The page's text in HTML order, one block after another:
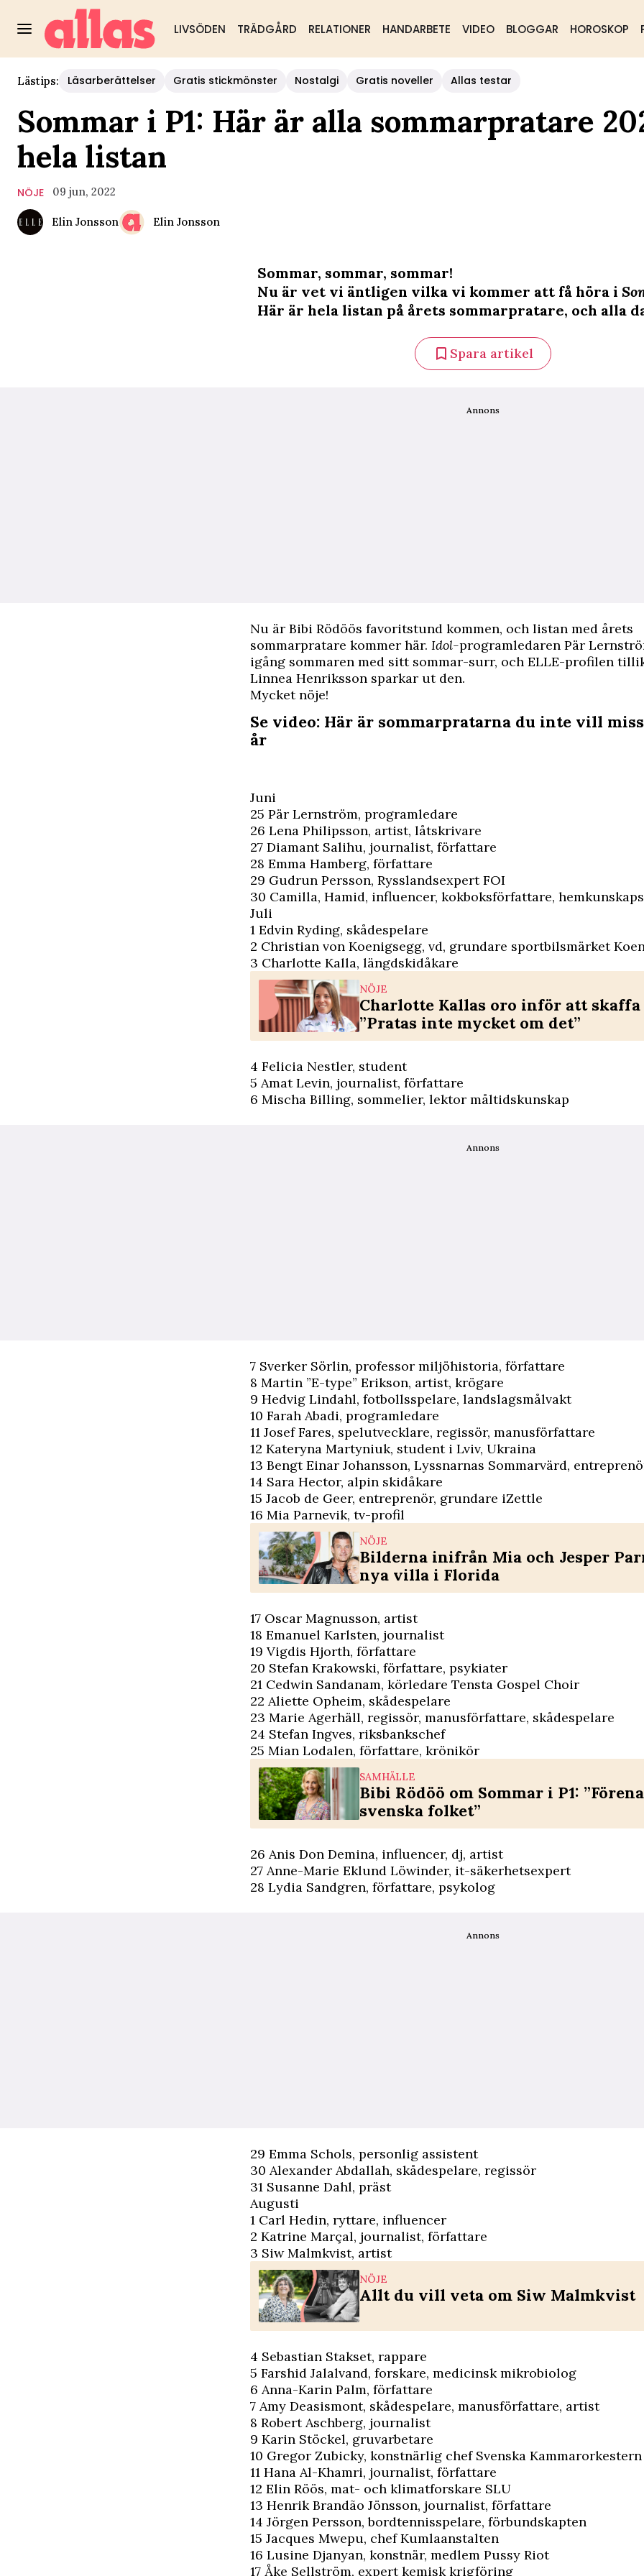
LIVSÖDEN TRÄDGÅRD RELATIONER HANDARBETE VIDEO BLOGGAR HOROSKOP
Lästips: Läsarberättelser Gratis stickmönster Nostalgi Gratis noveller Allas testar
Sommar i P1: Här är alla sommarpratare
hela listan
NÖJE 09 jun, 2022
Elin Jonsson Elin Jonsson
Sommar, sommar, sommar!
Nu är vet vi äntligen vilka vi kommer att få höra i
Här är hela listan på årets sommarpratare, och alla
Spara artikel
Annons
Nu är Bibi Rödöös favoritstund kommen, och listan med årets
sommarpratare kommer här. Idol-programledaren Pär
igång sommaren med sitt sommar-surr, och ELLE-profilen
Linnea Henriksson sparkar ut den.
Mycket nöje!
Se video: Här är sommarpratarna du inte vill
år
Juni
25 Pär Lernström, programledare
26 Lena Philipsson, artist, låtskrivare
27 Diamant Salihu, journalist, författare
28 Emma Hamberg, författare
29 Gudrun Persson, Rysslandsexpert FOI
30 Camilla, Hamid, influencer, kokboksförfattare,
Juli
1 Edvin Ryding, skådespelare
2 Christian von Koenigsegg, vd, grundare sportbilsmärket
3 Charlotte Kalla, längdskidåkare
NÖJE
Charlotte Kallas oro inför att skaffa
”Pratas inte mycket om det”
4 Felicia Nestler, student
5 Amat Levin, journalist, författare
6 Mischa Billing, sommelier, lektor måltidskunskap
Annons
7 Sverker Sörlin, professor miljöhistoria, författare
8 Martin ”E-type” Erikson, artist, krögare
9 Hedvig Lindahl, fotbollsspelare, landslagsmålvakt
10 Farah Abadi, programledare
11 Josef Fares, spelutvecklare, regissör, manusförfattare
12 Kateryna Martyniuk, student i Lviv, Ukraina
13 Bengt Einar Johansson, Lyssnarnas Sommarvärd,
14 Sara Hector, alpin skidåkare
15 Jacob de Geer, entreprenör, grundare iZettle
16 Mia Parnevik, tv-profil
NÖJE
Bilderna inifrån Mia och Jesper
nya villa i Florida
17 Oscar Magnusson, artist
18 Emanuel Karlsten, journalist
19 Vigdis Hjorth, författare
20 Stefan Krakowski, författare, psykiater
21 Cedwin Sandanam, körledare Tensta Gospel Choir
22 Aliette Opheim, skådespelare
23 Marie Agerhäll, regissör, manusförfattare, skådespelare
24 Stefan Ingves, riksbankschef
25 Mian Lodalen, författare, krönikör
SAMHÄLLE
Bibi Rödöö om Sommar i P1:
svenska folket”
26 Anis Don Demina, influencer, dj, artist
27 Anne-Marie Eklund Löwinder, it-säkerhetsexpert
28 Lydia Sandgren, författare, psykolog
Annons
29 Emma Schols, personlig assistent
30 Alexander Abdallah, skådespelare, regissör
31 Susanne Dahl, präst
Augusti
1 Carl Hedin, ryttare, influencer
2 Katrine Marçal, journalist, författare
3 Siw Malmkvist, artist
NÖJE
Allt du vill veta om Siw Malmkvist
4 Sebastian Stakset, rappare
5 Farshid Jalalvand, forskare, medicinsk mikrobiolog
6 Anna-Karin Palm, författare
7 Amy Deasismont, skådespelare, manusförfattare, artist
8 Robert Aschberg, journalist
9 Karin Stöckel, gruvarbetare
10 Gregor Zubicky, konstnärlig chef Svenska
11 Hana Al-Khamri, journalist, författare
12 Elin Röös, mat- och klimatforskare SLU
13 Henrik Brandão Jönsson, journalist, författare
14 Jörgen Persson, bordtennisspelare, förbundskapten
15 Jacques Mwepu, chef Kumlaanstalten
16 Lusine Djanyan, konstnär, medlem Pussy Riot
17 Åke Sellström, expert kemisk krigföring